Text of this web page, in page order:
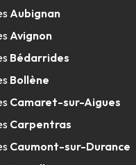
- 30133 Les Angles
A votre écoute 24h/
Bourelier
-13160 Châteaurenard
Aubignan
Avignon
Bédarrides
Bollène
Camaret-sur-Aigues
Carpentras
Caumont-sur-Durance